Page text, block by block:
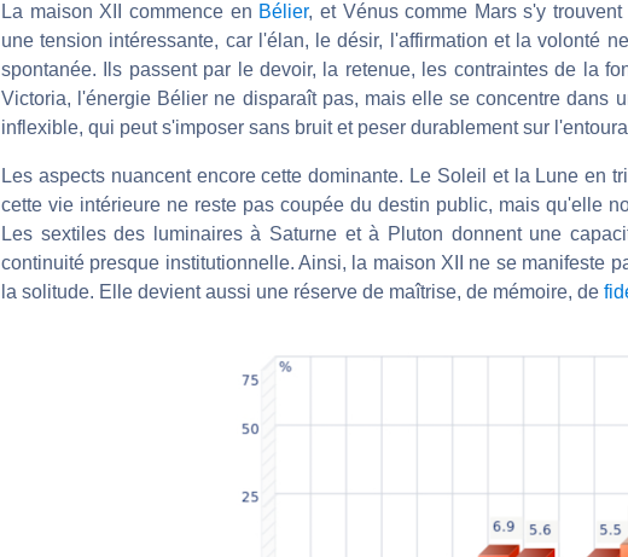
La maison XII commence en Bélier, et Vénus comme Mars s'y
une tension intéressante, car l'élan, le désir, l'affirmation et la volonté
spontanée. Ils passent par le devoir, la retenue, les contraintes de la
Victoria, l'énergie Bélier ne disparaît pas, mais elle se concentre dans
inflexible, qui peut s'imposer sans bruit et peser durablement sur
Les aspects nuancent encore cette dominante. Le Soleil et la Lune en
cette vie intérieure ne reste pas coupée du destin public, mais qu'elle
Les sextiles des luminaires à Saturne et à Pluton donnent une
continuité presque institutionnelle. Ainsi, la maison XII ne se manifeste
la solitude. Elle devient aussi une réserve de maîtrise, de mémoire, de